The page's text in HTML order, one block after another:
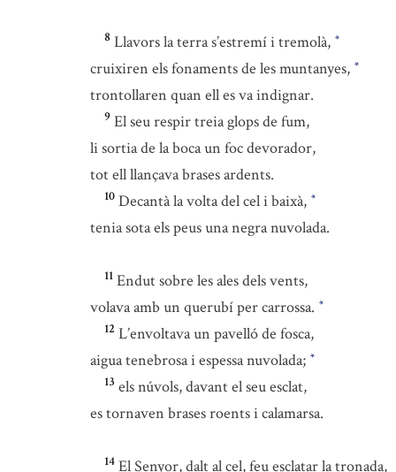
8 Llavors la terra s’estremí i tremolà, *
cruixiren els fonaments de les muntanyes, *
trontollaren quan ell es va indignar.
9 El seu respir treia glops de fum,
li sortia de la boca un foc devorador,
tot ell llançava brases ardents.
10 Decantà la volta del cel i baixà, *
tenia sota els peus una negra nuvolada.
11 Endut sobre les ales dels vents,
volava amb un querubí per carrossa. *
12 L’envoltava un pavelló de fosca,
aigua tenebrosa i espessa nuvolada; *
13 els núvols, davant el seu esclat,
es tornaven brases roents i calamarsa.
14 El Senyor, dalt al cel, feu esclatar la tronada,